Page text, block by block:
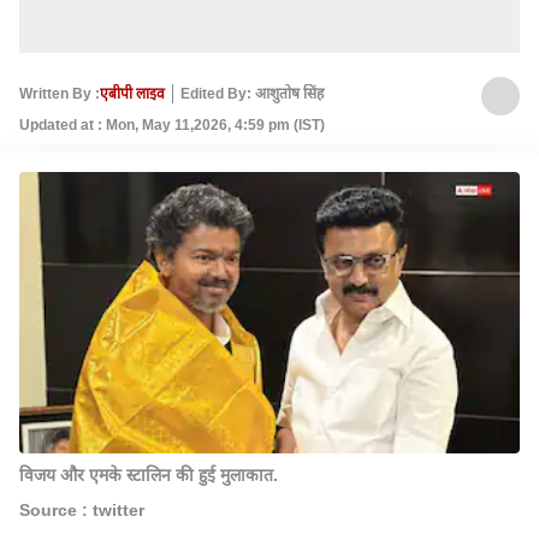
Written By :एबीपी लाइव
Edited By: आशुतोष सिंह
Updated at : Mon, May 11,2026, 4:59 pm (IST)
विजय और एमके स्टालिन की हुई मुलाकात.
Source : twitter